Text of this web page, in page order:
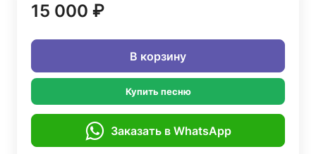
15 000 ₽
В корзину
Купить песню
Заказать в WhatsApp